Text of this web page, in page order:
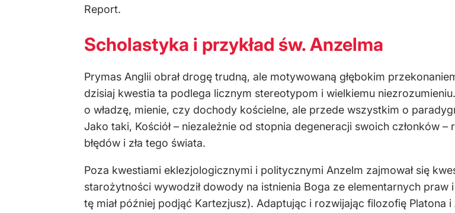
Report.
Scholastyka i przykład św. Anzelma
Prymas Anglii obrał drogę trudną, ale motywowaną głębokim
dzisiaj kwestia ta podlega licznym stereotypom i wielkiemu
o władzę, mienie, czy dochody kościelne, ale przede wszystkim o
Jako taki, Kościół – niezależnie od stopnia degeneracji swoich członków
błędów i zła tego świata.
Poza kwestiami eklezjologicznymi i politycznymi Anzelm zajmował się
starożytności wywodził dowody na istnienia Boga ze elementarnych
tę miał później podjąć Kartezjusz). Adaptując i rozwijając filozofię